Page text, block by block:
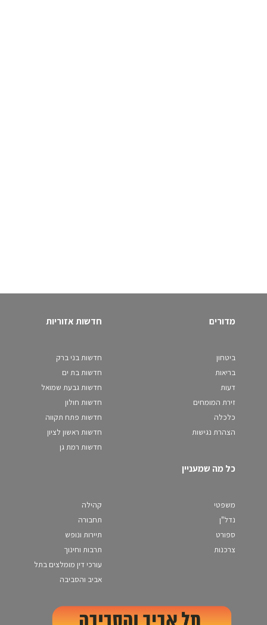
מדורים
ביטחון
בריאות
דעות
זירת המומחים
כלכלה
הצהרת נגישות
חדשות אזוריות
חדשות בני ברק
חדשות בת ים
חדשות גבעת שמואל
חדשות חולון
חדשות פתח תקווה
חדשות ראשון לציון
חדשות רמת גן
כל מה שמעניין
משפטי
נדל"ן
ספורט
צרכנות
קהילה
תחבורה
תיירות ונופש
תרבות וחינוך
עורכי דין מומלצים בתל
אביב והסביבה